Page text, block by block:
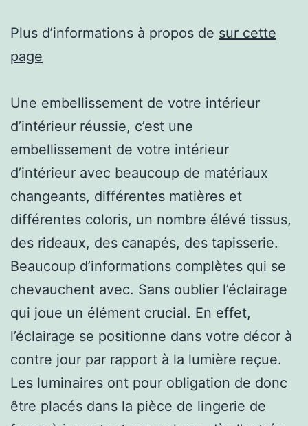
Plus d’informations à propos de sur cette
page
Une embellissement de votre intérieur
d’intérieur réussie, c’est une
embellissement de votre intérieur
d’intérieur avec beaucoup de matériaux
changeants, différentes matières et
différentes coloris, un nombre élévé tissus,
des rideaux, des canapés, des tapisserie.
Beaucoup d’informations complètes qui se
chevauchent avec. Sans oublier l’éclairage
qui joue un élément crucial. En effet,
l’éclairage se positionne dans votre décor à
contre jour par rapport à la lumière reçue.
Les luminaires ont pour obligation de donc
être placés dans la pièce de lingerie de